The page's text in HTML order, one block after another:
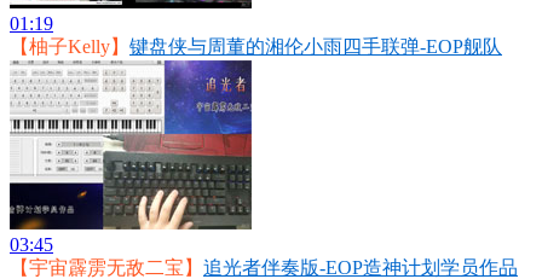
01:19
【柚子Kelly】 键盘侠与周董的湘伦小雨四手联弹-EOP舰队
03:45
【宇宙霹雳无敌二宝】 追光者伴奏版-EOP造神计划学员作品